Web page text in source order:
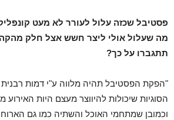
פסטיבל שכזה עלול לעורר לא מעט
מה שעלול אולי ליצר חשש אצל חלק
תתגברו על כך?
"הפקת הפסטיבל תהיה מלווה ע"י דמות
הסוגיות שיכולות להיווצר מעצם היות
וכמובן שמתחמי האוכל והשתיה כמו גם